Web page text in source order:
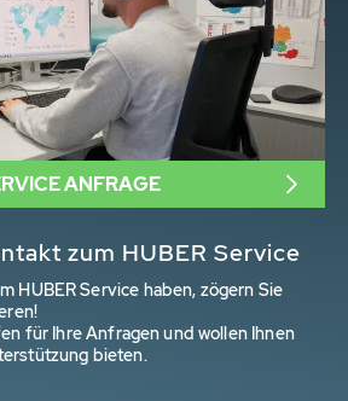
zum HUBER Service
HUBER Service haben, zögern Sie
für Ihre Anfragen und wollen Ihnen
bieten.
ANFRAGE